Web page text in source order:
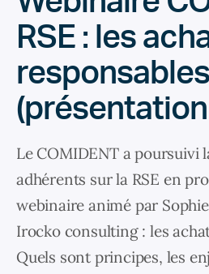
RSE : les
responsables
Le COMIDENT a poursuivi
adhérents sur la RSE en
webinaire animé par
Irocko consulting : les
Quels sont principes, les